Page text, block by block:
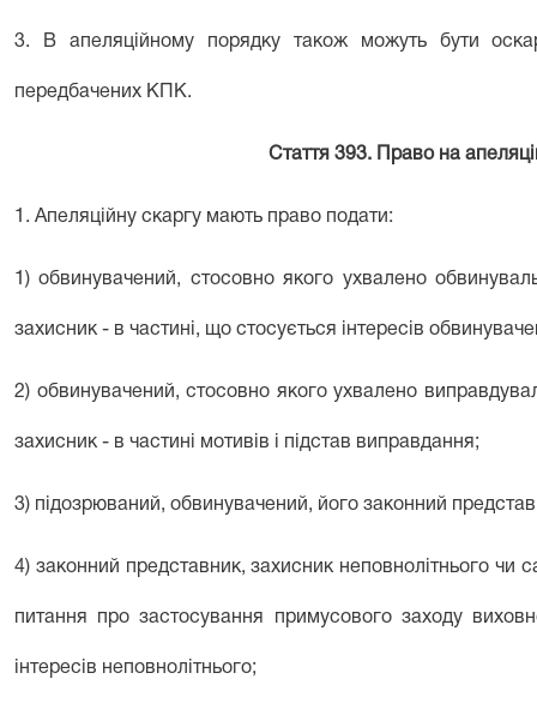
3. В апеляційному порядку також можуть бути
передбачених КПК.
Стаття 393. Право на
1. Апеляційну скаргу мають право подати:
1) обвинувачений, стосовно якого ухвалено
захисник - в частині, що стосується інтересів
2) обвинувачений, стосовно якого ухвалено
захисник - в частині мотивів і підстав виправдання;
3) підозрюваний, обвинувачений, його законний
4) законний представник, захисник неповнолітнього чи
питання про застосування примусового заходу
інтересів неповнолітнього;